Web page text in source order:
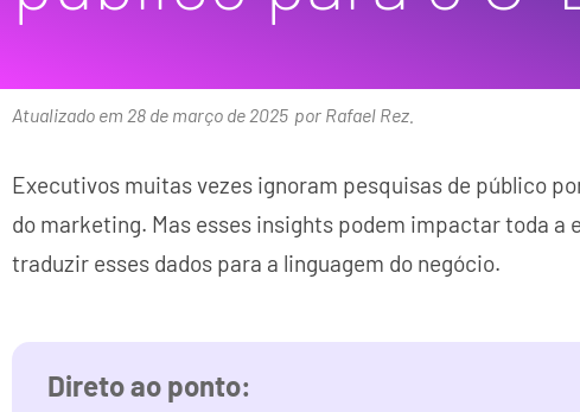
Atualizado em 28 de março de 2025 por Rafael Rez.
Executivos muitas vezes ignoram pesquisas de público
do marketing. Mas esses insights podem impactar toda a
traduzir esses dados para a linguagem do negócio.